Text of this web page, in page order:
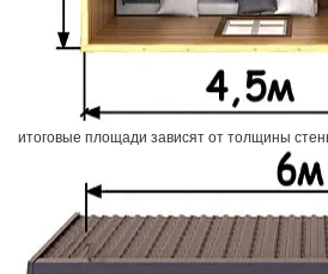
итоговые площади зависят от толщины